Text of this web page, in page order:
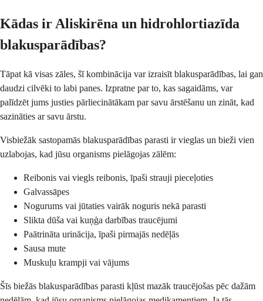
Kādas ir Aliskirēna un hidrohlortiazīda
blakusparādības?
Tāpat kā visas zāles, šī kombinācija var izraisīt blakusparādības, lai gan
daudzi cilvēki to labi panes. Izpratne par to, kas sagaidāms, var
palīdzēt jums justies pārliecinātākam par savu ārstēšanu un zināt, kad
sazināties ar savu ārstu.
Visbiežāk sastopamās blakusparādības parasti ir vieglas un bieži vien
uzlabojas, kad jūsu organisms pielāgojas zālēm:
Reibonis vai viegls reibonis, īpaši strauji pieceļoties
Galvassāpes
Nogurums vai jūtaties vairāk noguris nekā parasti
Slikta dūša vai kuņģa darbības traucējumi
Paātrināta urinācija, īpaši pirmajās nedēļās
Sausa mute
Muskuļu krampji vai vājums
Šīs biežās blakusparādības parasti kļūst mazāk traucējošas pēc dažām